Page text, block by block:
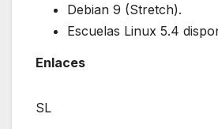
Debian 9 (Stretch).
Escuelas Linux 5.4
Enlaces
SL